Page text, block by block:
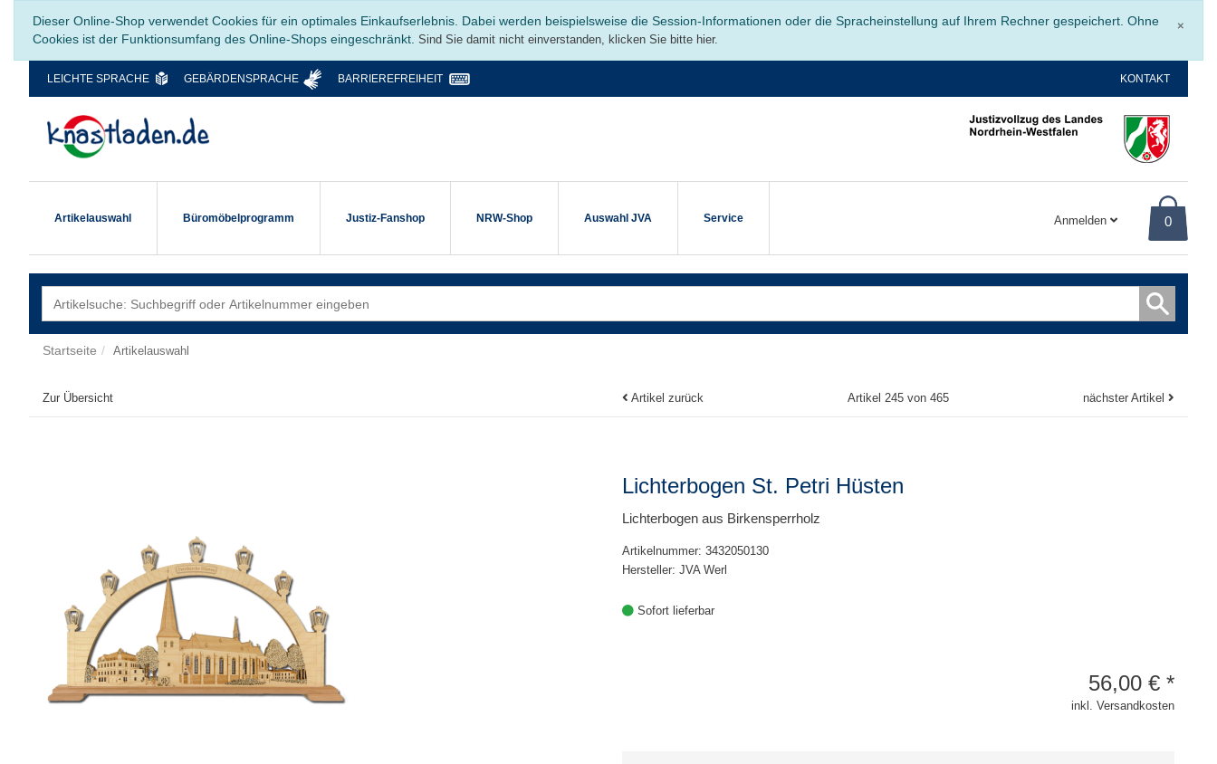
×
Dieser Online-Shop verwendet Cookies für ein optimales Einkaufserlebnis. Dabei werden beispielsweise die Session-Informationen oder die Spracheinstellung auf Ihrem Rechner gespeichert. Ohne
Cookies ist der Funktionsumfang des Online-Shops eingeschränkt. Sind Sie damit nicht einverstanden, klicken Sie bitte hier.
LEICHTE SPRACHE GEBÄRDENSPRACHE BARRIEREFREIHEIT KONTAKT
Artikelauswahl Büromöbelprogramm Justiz-Fanshop NRW-Shop Auswahl JVA Service Anmelden 0
Startseite Artikelauswahl
Zur Übersicht Artikel zurück Artikel 245 von 465 nächster Artikel
Lichterbogen St. Petri Hüsten
Lichterbogen aus Birkensperrholz
Artikelnummer: 3432050130
Hersteller: JVA Werl
Sofort lieferbar
56,00 € *
inkl. Versandkosten